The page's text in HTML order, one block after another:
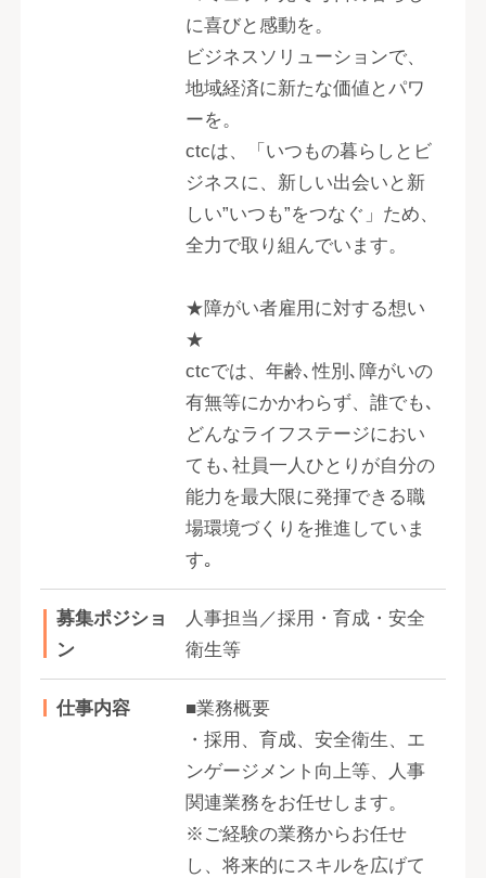
に喜びと感動を。
ビジネスソリューションで、
地域経済に新たな価値とパワ
ーを。
ctcは、「いつもの暮らしとビ
ジネスに、新しい出会いと新
しい”いつも”をつなぐ」ため、
全力で取り組んでいます。
★障がい者雇用に対する想い
★
ctcでは、年齢､性別､障がいの
有無等にかかわらず、誰でも､
どんなライフステージにおい
ても､社員一人ひとりが自分の
能力を最大限に発揮できる職
場環境づくりを推進していま
す｡
募集ポジショ
ン
人事担当／採用・育成・安全
衛生等
仕事内容
■業務概要
・採用、育成、安全衛生、エ
ンゲージメント向上等、人事
関連業務をお任せします。
※ご経験の業務からお任せ
し、将来的にスキルを広げて